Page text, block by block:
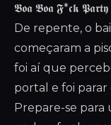
𝕭𝖔𝖆 𝕭𝖔𝖆 𝕱*𝖈𝖐 𝕻𝖆𝖗𝖙𝖞
De repente, o
começaram a
foi aí que
portal e foi parar
Prepare-se para